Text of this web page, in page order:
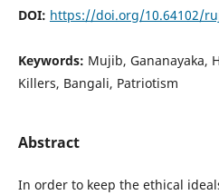
DOI: https://doi.org/10.64102/
Keywords: Mujib, Gananayaka,
Killers, Bangali, Patriotism
Abstract
In order to keep the ethical